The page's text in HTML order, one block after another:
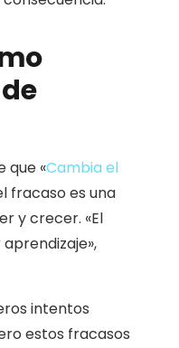
que «Cambia el
fracaso es una
y crecer. «El
intentos
estos fracasos